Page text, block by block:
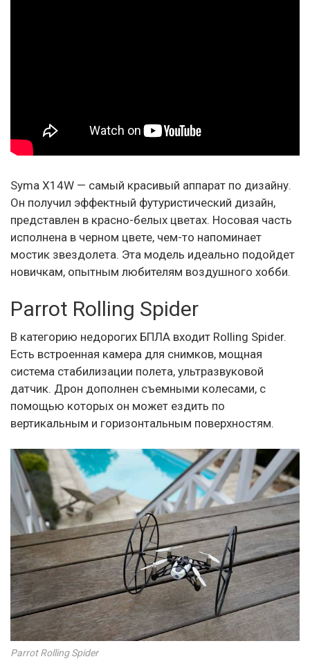
Syma X14W — самый красивый аппарат по дизайну.
Он получил эффектный футуристический дизайн,
представлен в красно-белых цветах. Носовая часть
исполнена в черном цвете, чем-то напоминает
мостик звездолета. Эта модель идеально подойдет
новичкам, опытным любителям воздушного хобби.
Parrot Rolling Spider
В категорию недорогих БПЛА входит Rolling Spider.
Есть встроенная камера для снимков, мощная
система стабилизации полета, ультразвуковой
датчик. Дрон дополнен съемными колесами, с
помощью которых он может ездить по
вертикальным и горизонтальным поверхностям.
Parrot Rolling Spider